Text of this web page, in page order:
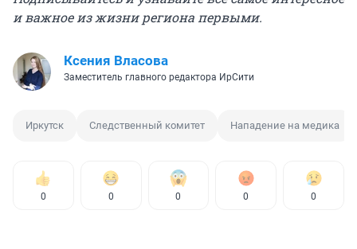
и важное из жизни региона первыми.
Ксения Власова
Заместитель главного редактора ИрСити
Иркутск Следственный комитет Нападение на медика
0 0 0 0 0